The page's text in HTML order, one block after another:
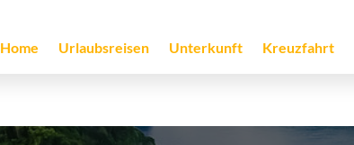
Home Urlaubsreisen Unterkunft Kreuzfahrt